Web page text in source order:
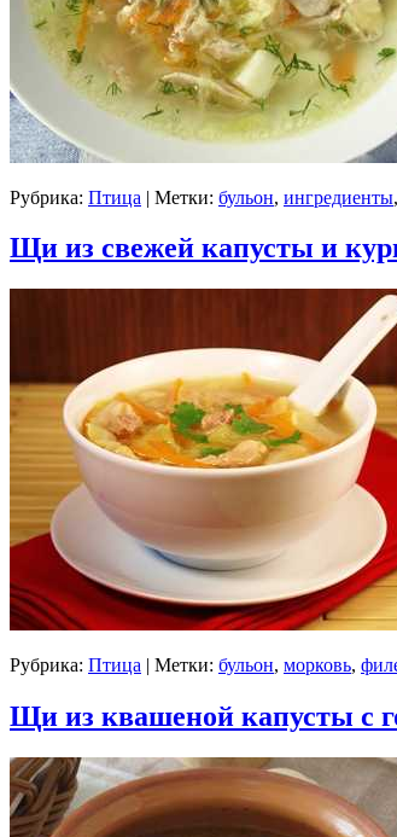
Рубрика: Птица | Метки: бульон, ингредиенты,
Щи из свежей капусты и
Рубрика: Птица | Метки: бульон, морковь,
Щи из квашеной капусты с